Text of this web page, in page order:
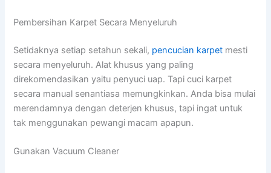
Pembersihan Karpet Secara Menyeluruh
Setidaknya setiap setahun sekali, pencucian karpet mesti
secara menyeluruh. Alat khusus yang paling
direkomendasikan yaitu penyuci uap. Tapi cuci karpet
secara manual senantiasa memungkinkan. Anda bisa mulai
merendamnya dengan deterjen khusus, tapi ingat untuk
tak menggunakan pewangi macam apapun.
Gunakan Vacuum Cleaner